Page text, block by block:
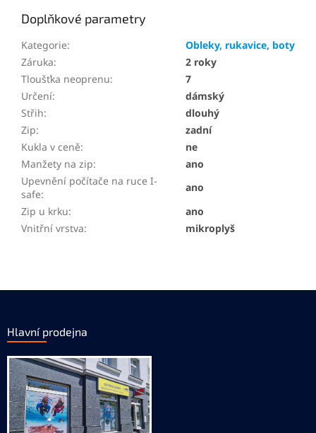
Doplňkové parametry
Kategorie:
Obleky, rukavice, boty
Záruka:
2 roky
Tloušťka neoprenu:
7
Určení:
dámský
Střih:
dlouhý
Zip:
zadní
Kukla v ceně:
ne
Manžety na zip:
ano
Upevnění počítače na ruce I-
safe:
ano
Zip u krku:
ano
Vnitřní vrstva: mikroplyš
Hlavní prodejna